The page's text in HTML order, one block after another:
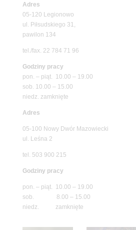
Adres
05-120 Legionowo
ul. Piłsudskiego 31,
pawilon 134
tel./fax. 22 784 71 96
Godziny pracy
pon. – piąt. 10.00 – 19.00
sob. 10.00 – 15.00
niedz. zamknięte
Adres
05-100 Nowy Dwór Mazowiecki
ul. Leśna 2
tel. 503 900 215
Godziny pracy
pon. – piąt. 10.00 – 19.00
sob. 8.00 – 15.00
niedz. zamknięte